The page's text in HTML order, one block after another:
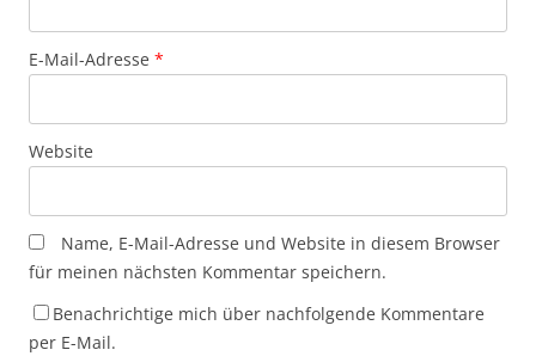
E-Mail-Adresse *
Website
Name, E-Mail-Adresse und Website in diesem Browser
für meinen nächsten Kommentar speichern.
Benachrichtige mich über nachfolgende Kommentare
per E-Mail.